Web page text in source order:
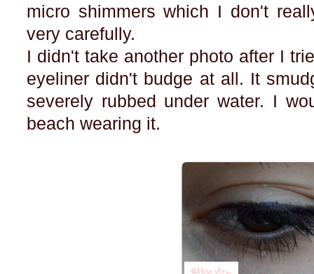
micro shimmers which I don't
very carefully.
I didn't take another photo after I
eyeliner didn't budge at all. It
severely rubbed under water. I
beach wearing it.